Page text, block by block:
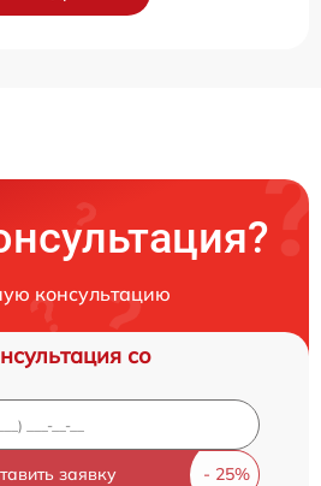
консультацию
со
заявку